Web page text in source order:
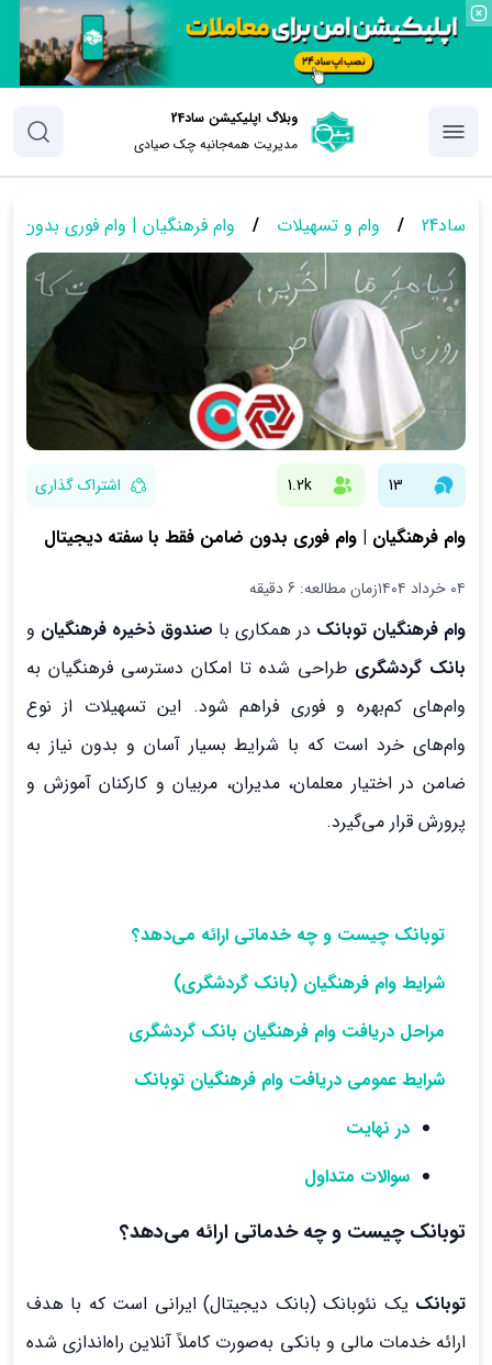
وبلاگ اپلیکیشن ساد24
مدیریت همه‌جانبه چک‌ صیادی
ساد24 / وام و تسهیلات / وام فرهنگیان | وام فوری بدون
13
1.2k اشتراک گذاری
وام فرهنگیان | وام فوری بدون ضامن فقط با سفته دیجیتال
۰۴ خرداد ۱۴۰۴ زمان مطالعه: 6 دقیقه
وام فرهنگیان توبانک در همکاری با صندوق ذخیره فرهنگیان و
بانک گردشگری طراحی شده تا امکان دسترسی فرهنگیان به
وام‌های کم‌بهره و فوری فراهم شود. این تسهیلات از نوع
وام‌های خرد است که با شرایط بسیار آسان و بدون نیاز به
ضامن در اختیار معلمان، مدیران، مربیان و کارکنان آموزش و
پرورش قرار می‌گیرد.
توبانک چیست و چه خدماتی ارائه می‌دهد؟
شرایط وام فرهنگیان (بانک گردشگری)
مراحل دریافت وام فرهنگیان بانک گردشگری
شرایط عمومی دریافت وام فرهنگیان توبانک
در نهایت
سوالات متداول
توبانک چیست و چه خدماتی ارائه می‌دهد؟
توبانک یک نئوبانک (بانک دیجیتال) ایرانی است که با هدف
ارائه خدمات مالی و بانکی به‌صورت کاملاً آنلاین راه‌اندازی شده